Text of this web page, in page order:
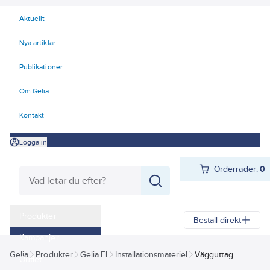
Aktuellt
Nya artiklar
Publikationer
Om Gelia
Kontakt
Logga in
Orderrader:0
Kampanjer
Outlet
Beställ direkt
Gelia Produkter Gelia El Installationsmateriel Vägguttag